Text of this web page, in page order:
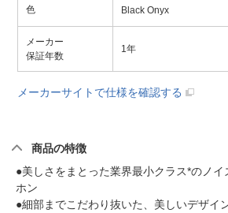
色 Black Onyx
メーカー
保証年数
1年
メーカーサイトで仕様を確認する
商品の特徴
●美しさをまとった業界最小クラス*のノ
ホン
●細部までこだわり抜いた、美しいデザイ